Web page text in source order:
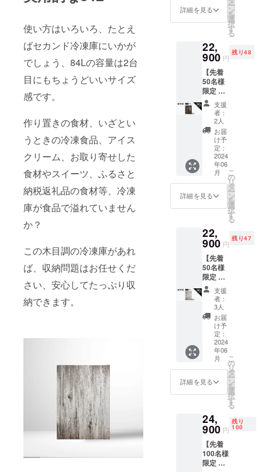
使い方はいろいろ、たとえ
ばセカンド冷凍庫にいかが
でしょう、84Lの容量は2台
目にもちょうどいいサイズ
感です。
作り置きの食材、いざとい
うときの冷凍食品、アイス
クリーム、お取り寄せした
食材やスイーツ、ふるさと
納税返礼品の食材等、冷凍
庫が食品で溢れていません
か？
この木目調の冷凍庫があれ
ば、収納問題はお任せくだ
さい、安心してたっぷり収
納できます。
格：
49,800
円（税
国配送
料無料
送付物
＊冷凍
庫
84L（グ
レー
ウッ
ド）1台
詳細を見る ー
ン
を
選
択
す
る
22,
900 円
残り48
【先着
50名様
限定 超
早割
50%OF
F】 先
行割引
価格：
22,900
円（税
込） 一
般販売
予定価
格：
45,800
円（税
国配送
料無料
送付物
＊冷蔵
庫
122L（
ダーク
ウッ
ド）1台
支援
者：
2人
お届
け予
定：
2024
年06
月
詳細を見る
こ
の
リ
タ
ー
ン
を
選
択
す
る
22,
900 円
残り47
【先着
50名様
限定 超
早割
50%OF
F】 先
行割引
価格：
22,900
円（税
込） 一
般販売
予定価
格：
45,800
円（税
国配送
料無料
送付物
＊冷蔵
庫
122L（
支援
者：
3人
お届
け予
定：
2024
年06
月
詳細を見る
こ
の
リ
タ
ー
ン
を
選
択
す
る
24,
900 円
残り
100
【先着
100名様
限定 早